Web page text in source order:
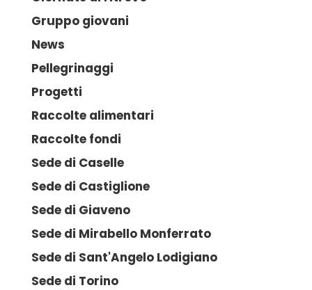
Gruppo giovani
News
Pellegrinaggi
Progetti
Raccolte alimentari
Raccolte fondi
Sede di Caselle
Sede di Castiglione
Sede di Giaveno
Sede di Mirabello Monferrato
Sede di Sant'Angelo Lodigiano
Sede di Torino